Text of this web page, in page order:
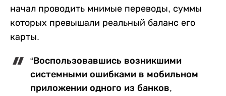
начал проводить мнимые переводы, суммы
которых превышали реальный баланс его
карты.
“Воспользовавшись возникшими
системными ошибками в мобильном
приложении одного из банков,